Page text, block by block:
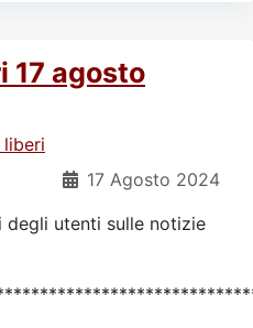
17 agosto
liberi
17 Agosto 2024
degli utenti sulle notizie